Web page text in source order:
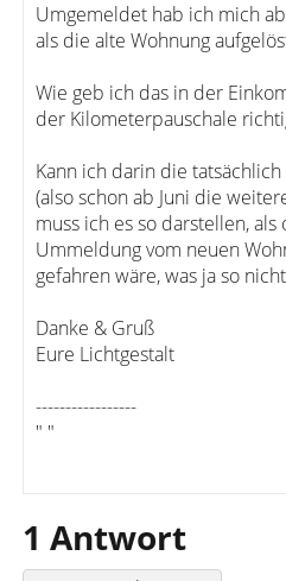
Umgemeldet hab ich mich
als die alte Wohnung
Wie geb ich das in der
der Kilometerpauschale
Kann ich darin die
(also schon ab Juni die
muss ich es so darstellen,
Ummeldung vom neuen
gefahren wäre, was ja so
Danke & Gruß
Eure Lichtgestalt
-----------------
" "
1 Antwort